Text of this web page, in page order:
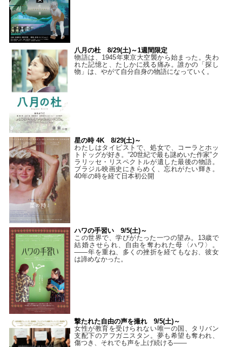
八月の杜 8/29(土)～1週間限定
物語は、1945年東京大空襲から始まった。失わ
れた記憶と、たしかに残る痛み。誰かの「探し
物」は、やがて自分自身の物語になっていく。
星の時 4K 8/29(土)～
わたしはタイピストで、処⼥で、コーラとホッ
トドッグが好き。“20世紀で最も謎めいた作家”ク
ラリッセ・リスペクトルが遺した最後の物語。
ブラジル映画史にきらめく、忘れがたい輝き。
40年の時を経て⽇本初公開
ハワの手習い 9/5(土)～
この世界で、学びがたった一つの望み。13歳で
結婚させられ、自由を奪われた母〈ハワ〉。
——年を重ね、多くの挫折を経てもなお、彼女
は諦めなかった。
撃たれた自由の声を撮れ 9/5(土)～
女性が教育を受けられない唯一の国、タリバン
支配下のアフガニスタン。夢も希望も奪われ、
傷つき、それでも声を上げ続ける——